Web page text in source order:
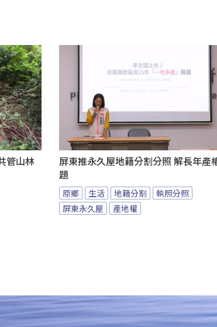
管山林
屏東推永久屋地籍分割分照 解長年產
題
原鄉 生活 地籍分割
執照分照
屏東永久屋
產地權